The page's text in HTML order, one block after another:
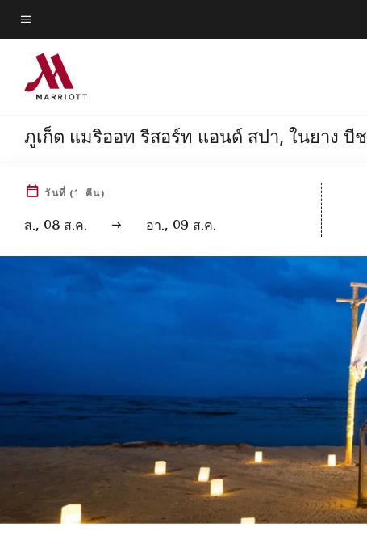
Skip
to
main
content
ข้อความเมนู
ภูเก็ต แมริออท รีสอร์ท แอนด์ สปา, ในยาง บีช
วันที่ (1 คืน)
ส., 08 ส.ค. อา., 09 ส.ค.